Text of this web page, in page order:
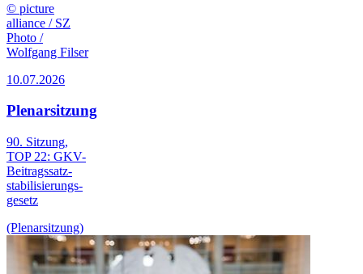
© picture
alliance / SZ
Photo /
Wolfgang Filser
10.07.2026
Plenarsitzung
90. Sitzung,
TOP 22: GKV-
Beitrags­satz­
stabilisierungs­
gesetz
(Plenarsitzung)